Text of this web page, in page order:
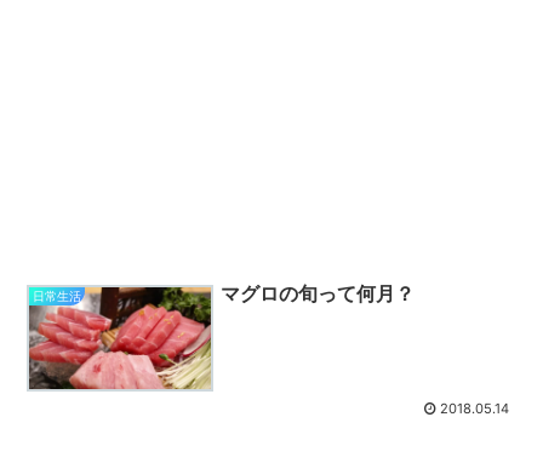
日常生活 マグロの旬って何月？
2018.05.14